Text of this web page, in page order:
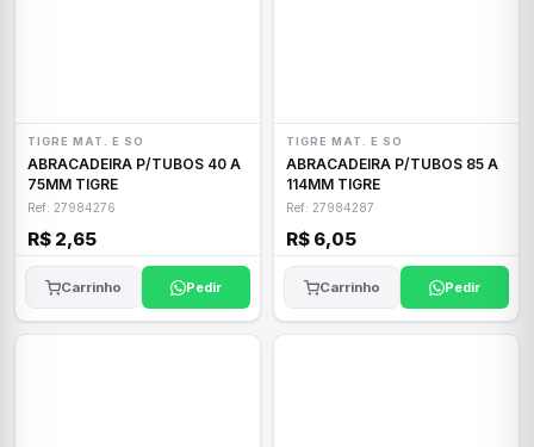
TIGRE MAT. E SO
ABRACADEIRA P/TUBOS 40 A
75MM TIGRE
Ref: 27984276
R$ 2,65
Carrinho Pedir
TIGRE MAT. E SO
ABRACADEIRA P/TUBOS 85 A
114MM TIGRE
Ref: 27984287
R$ 6,05
Carrinho Pedir